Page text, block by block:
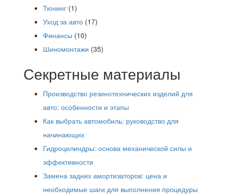
Тюнинг (1)
Уход за авто (17)
Финансы (10)
Шиномонтажи (35)
Секретные материалы
Производство резинотехнических изделий для
авто: особенности и этапы
Как выбрать автомобиль: руководство для
начинающих
Гидроцилиндры: основа механической силы и
эффективности
Замена задних амортизаторов: цена и
необходимые шаги для выполнения процедуры